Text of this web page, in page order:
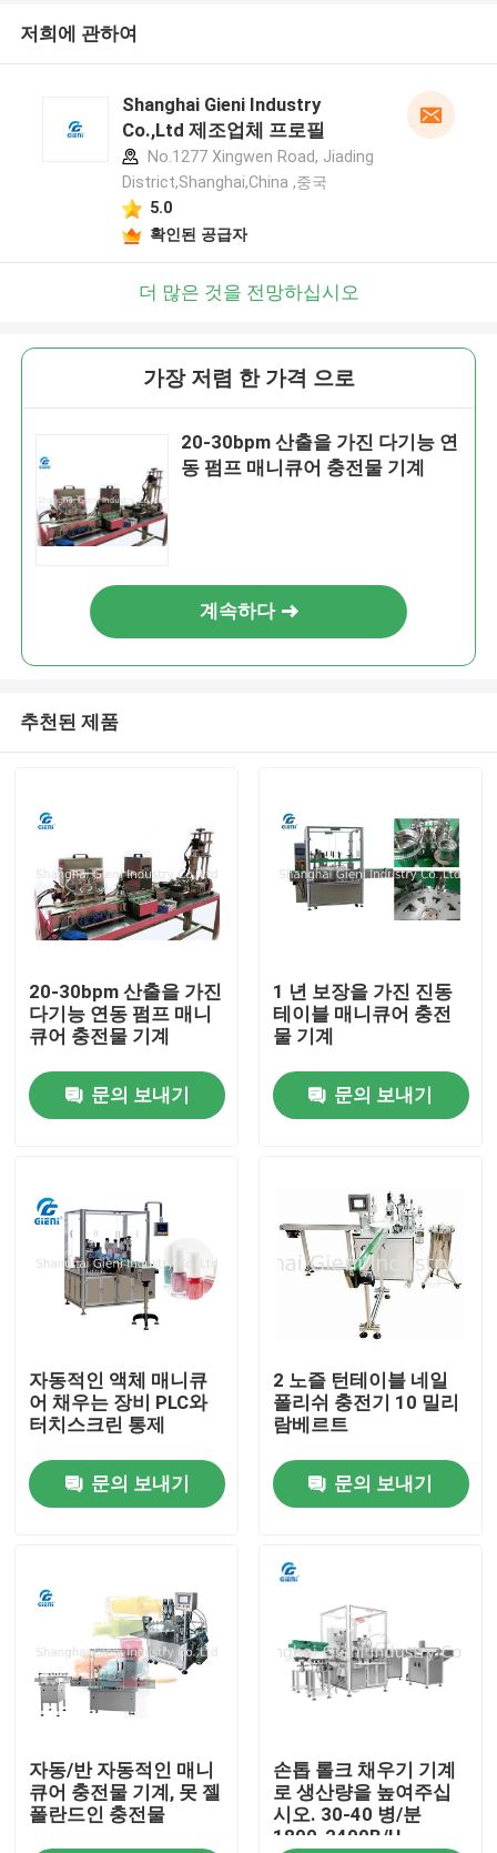
집
제품
우리 에 관한 것
공장 투어
저희와 연락
뉴스
사건
저희에 관하여
Shanghai Gieni Industry
Co.,Ltd 제조업체 프로필
No.1277 Xingwen Road, Jiading
District,Shanghai,China ,중국
5.0
확인된 공급자
더 많은 것을 전망하십시오
가장 저렴 한 가격 으로
20-30bpm 산출을 가진 다기능 연
동 펌프 매니큐어 충전물 기계
계속하다
추천된 제품
20-30bpm 산출을 가진
다기능 연동 펌프 매니
큐어 충전물 기계
문의 보내기
1 년 보장을 가진 진동
테이블 매니큐어 충전
물 기계
문의 보내기
자동적인 액체 매니큐
어 채우는 장비 PLC와
터치스크린 통제
문의 보내기
2 노즐 턴테이블 네일
폴리쉬 충전기 10 밀리
람베르트
문의 보내기
자동/반 자동적인 매니
큐어 충전물 기계, 못 젤
폴란드인 충전물
손톱 롤크 채우기 기계
로 생산량을 높여주십
시오. 30-40 병/분
1800-2400B/H